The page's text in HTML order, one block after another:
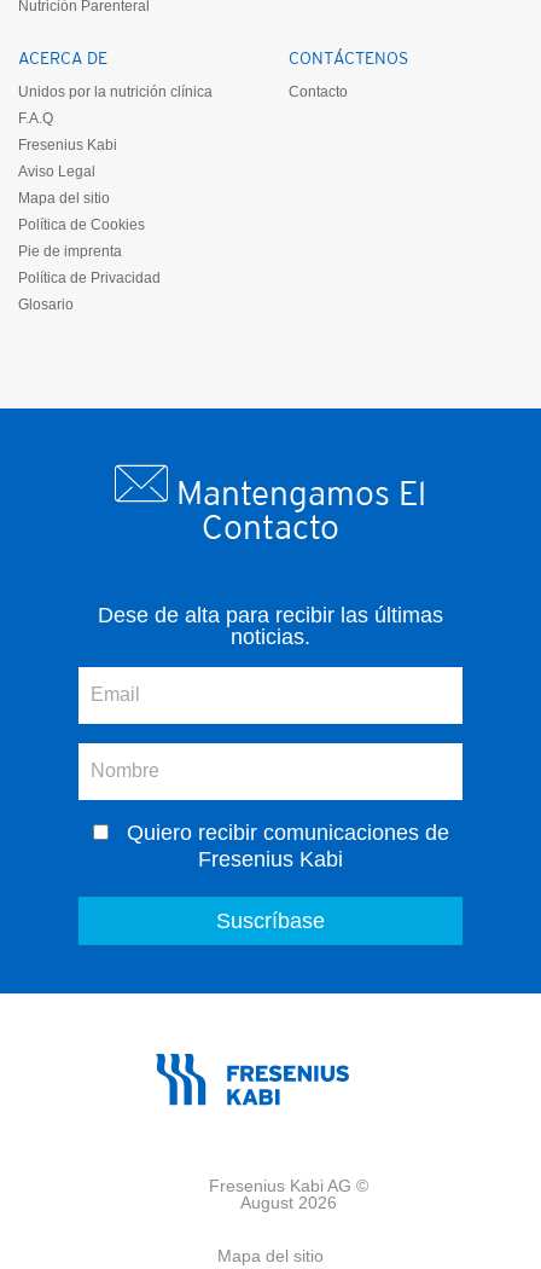
Nutrición Parenteral
ACERCA DE
Unidos por la nutrición clínica
F.A.Q
Fresenius Kabi
Aviso Legal
Mapa del sitio
Política de Cookies
Pie de imprenta
Política de Privacidad
Glosario
CONTÁCTENOS
Contacto
Mantengamos El
Contacto
Dese de alta para recibir las últimas
noticias.
Quiero recibir comunicaciones de
Fresenius Kabi
Fresenius Kabi AG ©
August 2026
Mapa del sitio